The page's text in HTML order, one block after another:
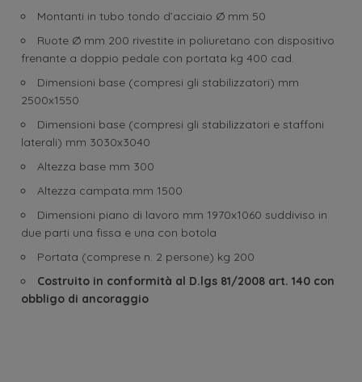
Montanti in tubo tondo d’acciaio Ø mm 50
Ruote Ø mm 200 rivestite in poliuretano con dispositivo
frenante a doppio pedale con portata kg 400 cad.
Dimensioni base (compresi gli stabilizzatori) mm
2500x1550
Dimensioni base (compresi gli stabilizzatori e staffoni
laterali) mm 3030x3040
Altezza base mm 300
Altezza campata mm 1500
Dimensioni piano di lavoro mm 1970x1060 suddiviso in
due parti una fissa e una con botola
Portata (comprese n. 2 persone) kg 200
Costruito in conformità al D.lgs 81/2008 art. 140 con
obbligo di ancoraggio